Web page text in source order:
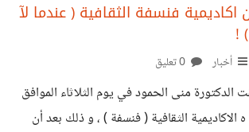
من حولنا .. و تعظيم شعائر الله ذكر في قوله
ذلك ومن يعظم شعائر الله فإنها من تقوى القلوب } و
الله إما بالقول أو الفعل أو الأثنين معا ! فالقول
التباريك و
فنسفة الثقافية ( عندما لآ
!
أخبار
الدكتورة منى الحمود في يوم الثلاثاء الموافق
23\9\1445 ه الاكاديمية الثقافية ( فنسفة ) ، و ذلك بعد أن